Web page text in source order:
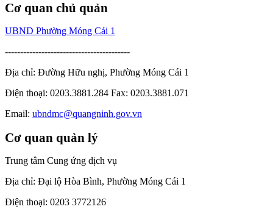
Cơ quan chủ quản
UBND Phường Móng Cái 1
-----------------------------------------
Địa chỉ: Đường Hữu nghị, Phường Móng Cái 1
Điện thoại: 0203.3881.284 Fax: 0203.3881.071
Email: ubndmc@quangninh.gov.vn
Cơ quan quản lý
Trung tâm Cung ứng dịch vụ
Địa chỉ: Đại lộ Hòa Bình, Phường Móng Cái 1
Điện thoại: 0203 3772126